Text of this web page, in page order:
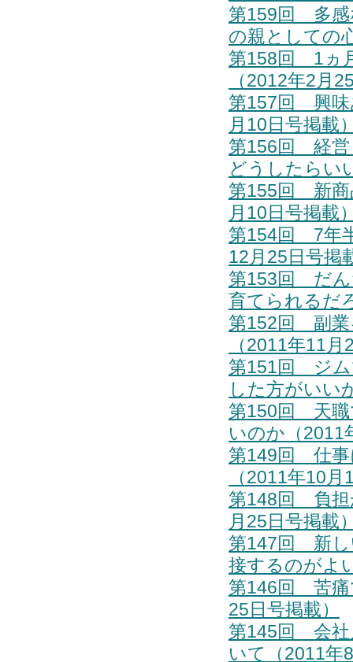
第159回 多感
の親としての
第158回 1ヵ
（2012年2月
第157回 興味
月10日号掲載
第156回 経営
どうしたらい
第155回 新商
月10日号掲載
第154回 7年
12月25日号掲
第153回 だん
育てられるだ
第152回 副業
（2011年11
第151回 ジム
した方がいい
第150回 天職
いのか（2011
第149回 仕事
（2011年10
第148回 負担
月25日号掲載
第147回 新し
接するのがよ
第146回 苦痛
25日号掲載）
第145回 会社
いて（2011年